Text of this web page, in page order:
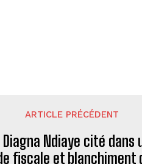
ARTICLE PRÉCÉDENT